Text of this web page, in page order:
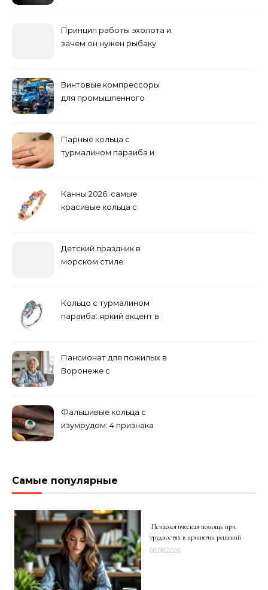
Принцип работы эхолота и
зачем он нужен рыбаку
Винтовые компрессоры
для промышленного
Парные кольца с
турмалином параиба и
Канны 2026: самые
красивые кольца с
Детский праздник в
морском стиле:
Кольцо с турмалином
параиба: яркий акцент в
Пансионат для пожилых в
Воронеже с
Фальшивые кольца с
изумрудом: 4 признака
Самые популярные
Психологическая помощь при
трудностях в принятии решений
06.08.2026